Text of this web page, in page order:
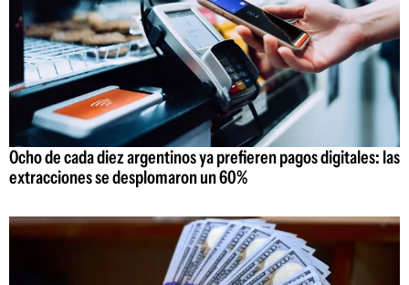
Ocho de cada diez argentinos ya prefieren pagos digitales: las
extracciones se desplomaron un 60%